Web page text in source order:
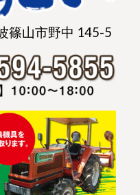
山市野中 145-5